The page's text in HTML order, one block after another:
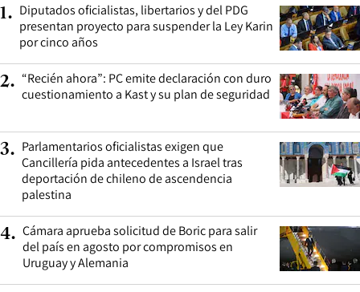
1. Diputados oficialistas, libertarios y del PDG
presentan proyecto para suspender la Ley Karin
por cinco años
2. “Recién ahora”: PC emite declaración con duro
cuestionamiento a Kast y su plan de seguridad
3. Parlamentarios oficialistas exigen que
Cancillería pida antecedentes a Israel tras
deportación de chileno de ascendencia
palestina
4. Cámara aprueba solicitud de Boric para salir
del país en agosto por compromisos en
Uruguay y Alemania